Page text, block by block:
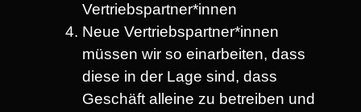
Vertriebspartner*innen
Neue Vertriebspartner*innen
müssen wir so einarbeiten, dass
diese in der Lage sind, dass
Geschäft alleine zu betreiben und